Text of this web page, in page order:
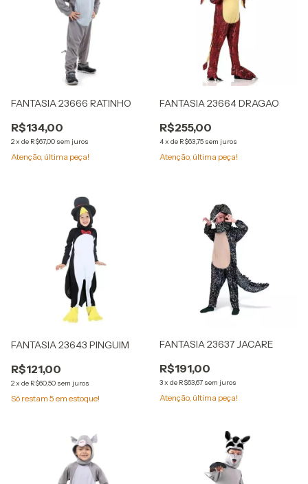
FANTASIA 23666 RATINHO
R$134,00
2x de R$67,00 sem juros
Atenção, última peça!
FANTASIA 23664 DRAGAO
R$255,00
4x de R$63,75 sem juros
Atenção, última peça!
FANTASIA 23643 PINGUIM
R$121,00
2x de R$60,50 sem juros
Só restam 5 em estoque!
FANTASIA 23637 JACARE
R$191,00
3x de R$63,67 sem juros
Atenção, última peça!